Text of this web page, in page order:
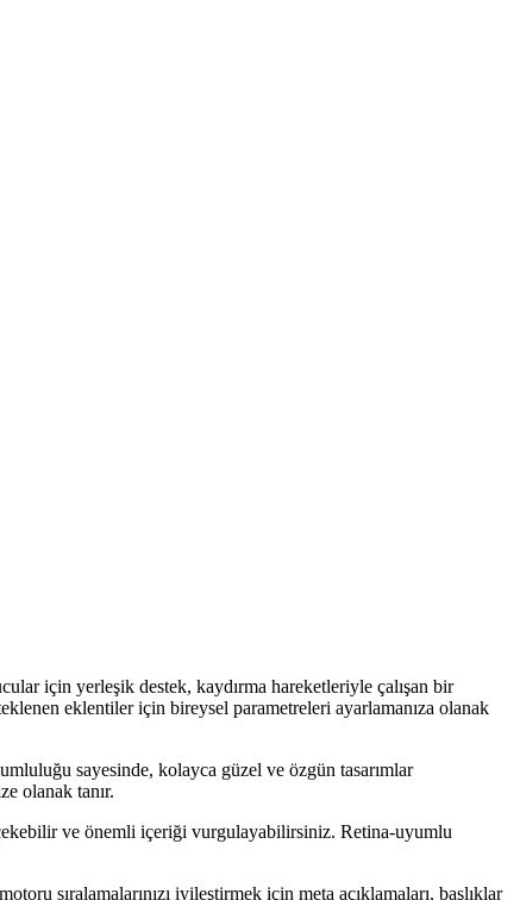
için yerleşik destek, kaydırma hareketleriyle çalışan bir
eklentiler için bireysel parametreleri ayarlamanıza olanak
sayesinde, kolayca güzel ve özgün tasarımlar
olanak tanır.
ve önemli içeriği vurgulayabilirsiniz. Retina-uyumlu
sıralamalarınızı iyileştirmek için meta açıklamaları, başlıklar